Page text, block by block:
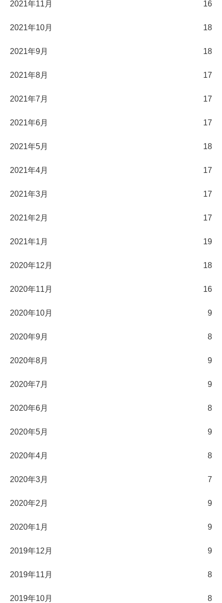
2021年11月 16
2021年10月 18
2021年9月 18
2021年8月 17
2021年7月 17
2021年6月 17
2021年5月 18
2021年4月 17
2021年3月 17
2021年2月 17
2021年1月 19
2020年12月 18
2020年11月 16
2020年10月 9
2020年9月 8
2020年8月 9
2020年7月 9
2020年6月 8
2020年5月 9
2020年4月 8
2020年3月 7
2020年2月 9
2020年1月 9
2019年12月 9
2019年11月 8
2019年10月 8